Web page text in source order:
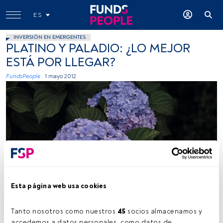
Esta página web usa cookies
Tanto nosotros como nuestros 45 socios almacenamos y
ES
INVERSIÓN EN EMERGENTES
PLATINO Y PALADIO: ¿LO MEJOR
ESTÁ POR LLEGAR?
FundsPeople . 1 mayo 2012